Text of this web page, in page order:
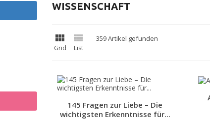
WISSENSCHAFT

Grid

List
359 Artikel gefunden
Vorschau
145 Fragen zur Liebe – Die
wichtigsten Erkenntnisse für...